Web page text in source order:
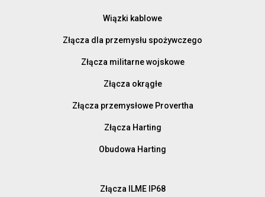
Wiązki kablowe
Złącza dla przemysłu spożywczego
Złącza militarne wojskowe
Złącza okrągłe
Złącza przemysłowe Provertha
Złącza Harting
Obudowa Harting
Złącza ILME IP68